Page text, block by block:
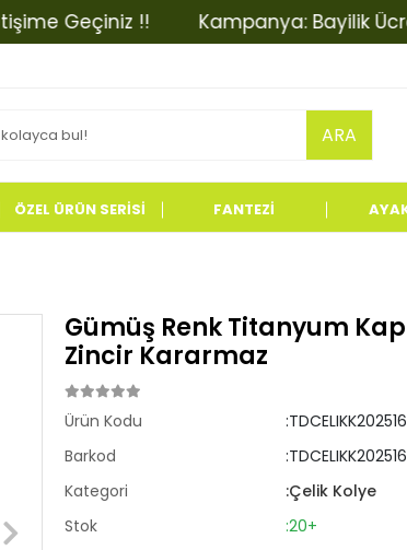
Geçiniz !! Kampanya: Bayilik
ARA
ÖZEL ÜRÜN SERİSİ FANTEZİ
Gümüş Renk Titanyum
Zincir Kararmaz
Ürün Kodu
:TDCELIKK202516
Barkod
:TDCELIKK202516
Kategori
:Çelik Kolye
Stok
:20+